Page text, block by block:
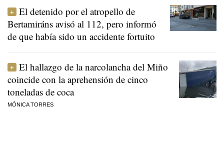
El detenido por el atropello de
Bertamiráns avisó al 112, pero informó
de que había sido un accidente fortuito
El hallazgo de la narcolancha del Miño
coincide con la aprehensión de cinco
toneladas de coca
MÓNICA TORRES